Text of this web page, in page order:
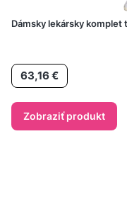
Dámsky lekársky komplet
Cena
63,16 €
Zobraziť produkt